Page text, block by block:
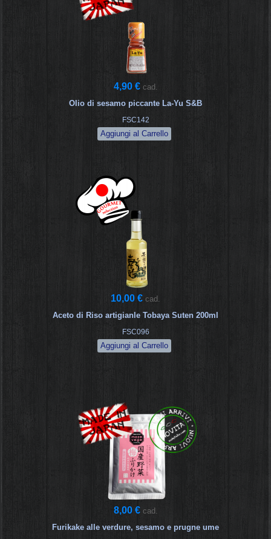
4,90 € cad.
Olio di sesamo piccante La-Yu S&B
FSC142
10,00 € cad.
Aceto di Riso artigianle Tobaya Suten 200ml
FSC096
8,00 € cad.
Furikake alle verdure, sesamo e prugne ume